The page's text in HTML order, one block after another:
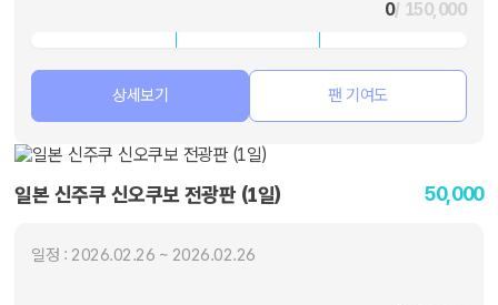
0/ 150,000
상세보기 팬 기여도
일본 신주쿠 신오쿠보 전광판 (1일) 50,000
일정 : 2026.02.26 ~ 2026.02.26